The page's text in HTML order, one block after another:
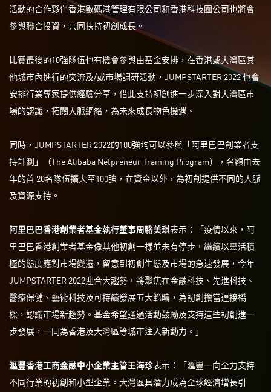
活動的合作夥伴香港數碼港管理有限公司和香港科技園公司也將會
參與聯合投資，共同扶持初創成長。
比賽最後的10強隊伍也有機會參與由基金安排，在香港或大灣區其
他城市內進行的交流及/或市場調研活動，JUMPSTARTER 2022 也會
安排行業專家提供經驗分享，借此支持初創進一步深入對大灣區市
場的認識，拓闊人脈網絡，為未來成長物色機遇。
同時，JUMPSTARTER 2022的100強均可以參與「阿里巴巴創業者支
持計劃」（The Alibaba Netpreneur Training Program），名額由去
年的首 20名隊伍擴大至100強，在資金以外，為初創提供不同的人脈
及資源支持。
阿里巴巴香港創業者基金執行董事周駱美琪表示：「疫情以來，阿
里巴巴香港創業者基金像其他初創一樣並未有停步，繼續以靈活積
極的態度應對市場變遷，留意到初創生態及市場的急速發展，今年
JUMPSTARTER 2022迎合大趨勢，將聚焦在金融科技、先進科技、
醫療保健、藝術科技及可持續發展五大範疇，為初創擔當連接橋
樑，認識市場新趨勢。基金希望通過活動鼓勵及支持這些初創進一
步發展，一同為香港及大灣區等城市注入新動力。」
滙豐香港工商金融中小企業主管王海珍表示：「滙豐一向全力支持
不同行業的初創和小型企業。大灣區具潛力成為全球經濟增長引